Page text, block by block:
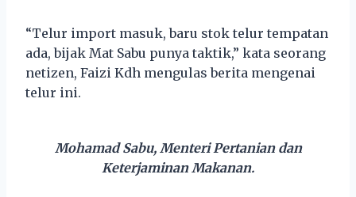
“Telur import masuk, baru stok telur tempatan
ada, bijak Mat Sabu punya taktik,” kata seorang
netizen, Faizi Kdh mengulas berita mengenai
telur ini.
Mohamad Sabu, Menteri Pertanian dan
Keterjaminan Makanan.